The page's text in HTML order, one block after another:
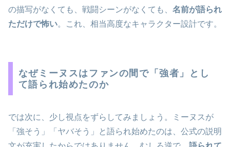
の描写がなくても、戦闘シーンがなくても、 名前が語られ
ただけで怖い。これ、相当高度なキャラクター設計です。
なぜミーヌスはファンの間で「強者」とし
て語られ始めたのか
では次に、少し視点をずらしてみましょう。ミーヌスが
「強そう」「ヤバそう」と語られ始めたのは、公式の説明